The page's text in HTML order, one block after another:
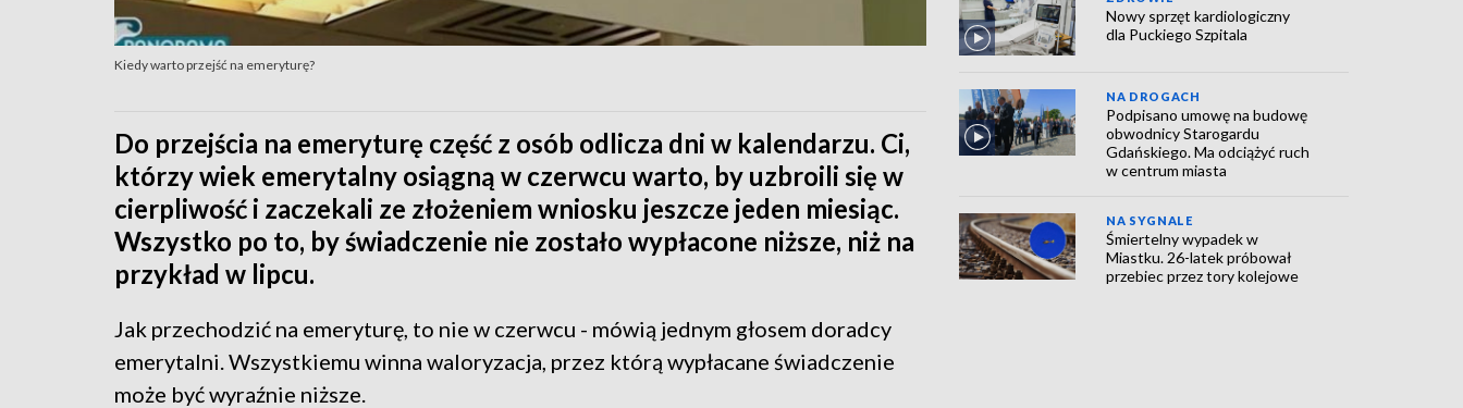
Kiedy warto przejść na emeryturę?
Do przejścia na emeryturę część z osób odlicza dni w kalendarzu. Ci,
którzy wiek emerytalny osiągną w czerwcu warto, by uzbroili się w
cierpliwość i zaczekali ze złożeniem wniosku jeszcze jeden miesiąc.
Wszystko po to, by świadczenie nie zostało wypłacone niższe, niż na
przykład w lipcu.
Jak przechodzić na emeryturę, to nie w czerwcu - mówią jednym głosem doradcy
emerytalni. Wszystkiemu winna waloryzacja, przez którą wypłacane świadczenie
może być wyraźnie niższe.
Nowy sprzęt kardiologiczny
dla Puckiego Szpitala
NA DROGACH
Podpisano umowę na budowę
obwodnicy Starogardu
Gdańskiego. Ma odciążyć ruch
w centrum miasta
NA SYGNALE
Śmiertelny wypadek w
Miastku. 26-latek próbował
przebiec przez tory kolejowe